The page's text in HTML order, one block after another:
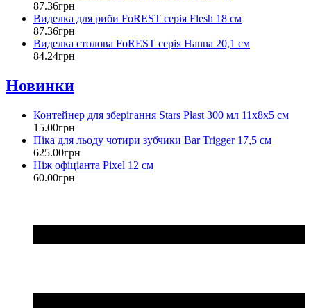
87.36грн
Виделка для риби FoREST серія Flesh 18 см
87.36грн
Виделка столова FoREST серія Hanna 20,1 см
84.24грн
Новинки
Контейнер для зберігання Stars Plast 300 мл 11х8х5 см
15.00грн
Піка для льоду чотири зубчики Bar Trigger 17,5 см
625.00грн
Ніж офіціанта Pixel 12 см
60.00грн